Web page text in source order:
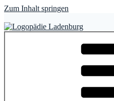
Zum Inhalt springen
Christ – Lefevre – Lauer –